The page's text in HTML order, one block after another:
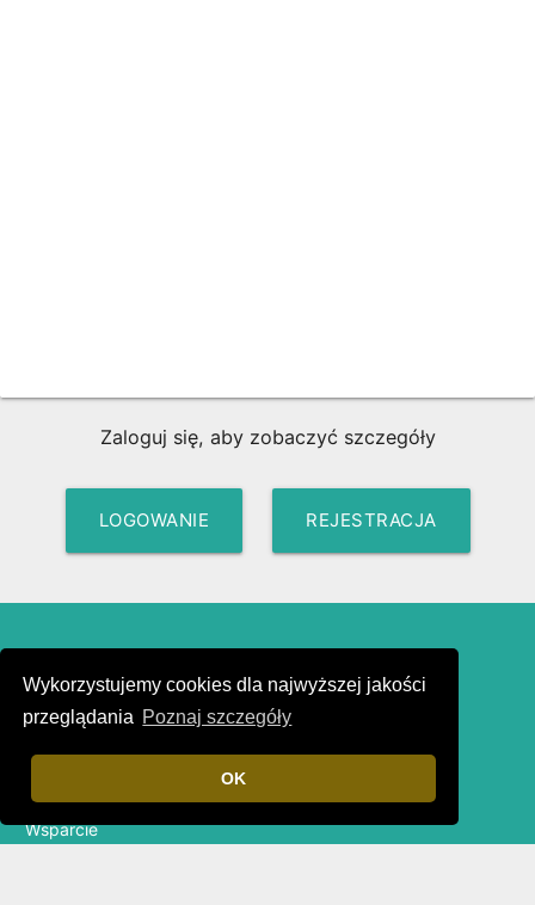
Wykorzystujemy cookies dla najwyższej jakości
przeglądania Poznaj szczegóły
OK
Zaloguj się, aby zobaczyć szczegóły
LOGOWANIE REJESTRACJA
Dla Graczy
Utwórz Wydarzenie
Wyszukaj Gracza
Zaproponuj Funkcję
Wsparcie
Sportodon
Regulamin
Reklama i Inwestorzy